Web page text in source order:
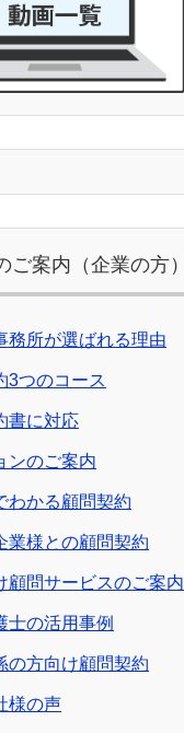
ご案内（企業の方）
務所が選ばれる理由
3つのコース
書に対応
ンのご案内
わかる顧問契約
業様との顧問契約
顧問サービスのご案内
士の活用事例
の方向け顧問契約
様の声